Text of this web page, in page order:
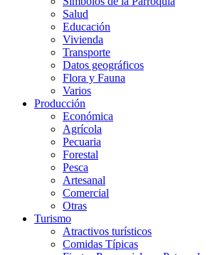
Salud
Educación
Vivienda
Transporte
Datos geográficos
Flora y Fauna
Varios
Producción
Económica
Agrícola
Pecuaria
Forestal
Pesca
Artesanal
Comercial
Otras
Turismo
Atractivos turísticos
Comidas Típicas